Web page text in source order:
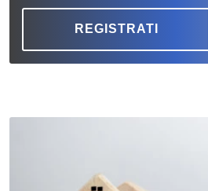
REGISTRATI